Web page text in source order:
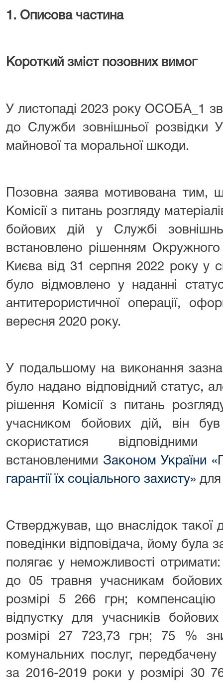
1. Описова частина
Короткий зміст позовних вимог
У листопаді 2023 року ОСОБА_1
до Служби зовнішньої розвідки
майнової та моральної шкоди.
Позовна заява мотивована тим,
Комісії з питань розгляду
бойових дій у Службі
встановлено рішенням Окружного
Києва від 31 серпня 2022 року у
було відмовлено у наданні
антитерористичної операції,
вересня 2020 року.
У подальшому на виконання
було надано відповідний статус,
рішення Комісії з питань
учасником бойових дій, він
скористатися відповідними
встановленими Законом України
гарантії їх соціального захисту» для
Стверджував, що внаслідок такої
поведінки відповідача, йому була
полягає у неможливості
до 05 травня учасникам
розмірі 5 266 грн; компенсацію
відпустку для учасників
розмірі 27 723,73 грн; 75 %
комунальних послуг,
за 2016-2019 роки у розмірі 30